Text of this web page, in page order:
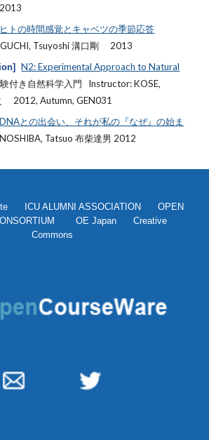
ヒトの時間感覚とキャベツの季節応答
Tsuyoshi 溝口剛 2013
N2: Experimental Approach to Natural
付き自然科学入門 Instructor: KOSE‚
2012, Autumn, GEN031
DNAとの出会い、それが私の『なぜ』の始ま
Tatsuo 布柴達男 2012
ICU ALUMNI ASSOCIATION
OPEN
OE Japan
Creative
Commons